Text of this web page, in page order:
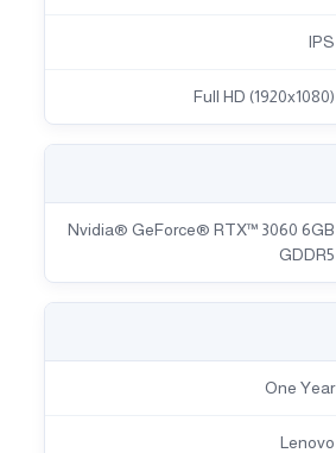
IPS
Full HD (1920x1080)
Nvidia® GeForce® RTX™ 3060 6GB
GDDR5
One Year
Lenovo